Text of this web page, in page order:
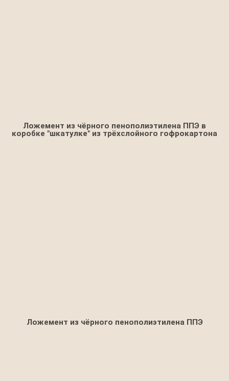
Ложемент из чёрного пенополиэтилена ППЭ в
коробке "шкатулке" из трёхслойного гофрокартона
Ложемент из чёрного пенополиэтилена ППЭ